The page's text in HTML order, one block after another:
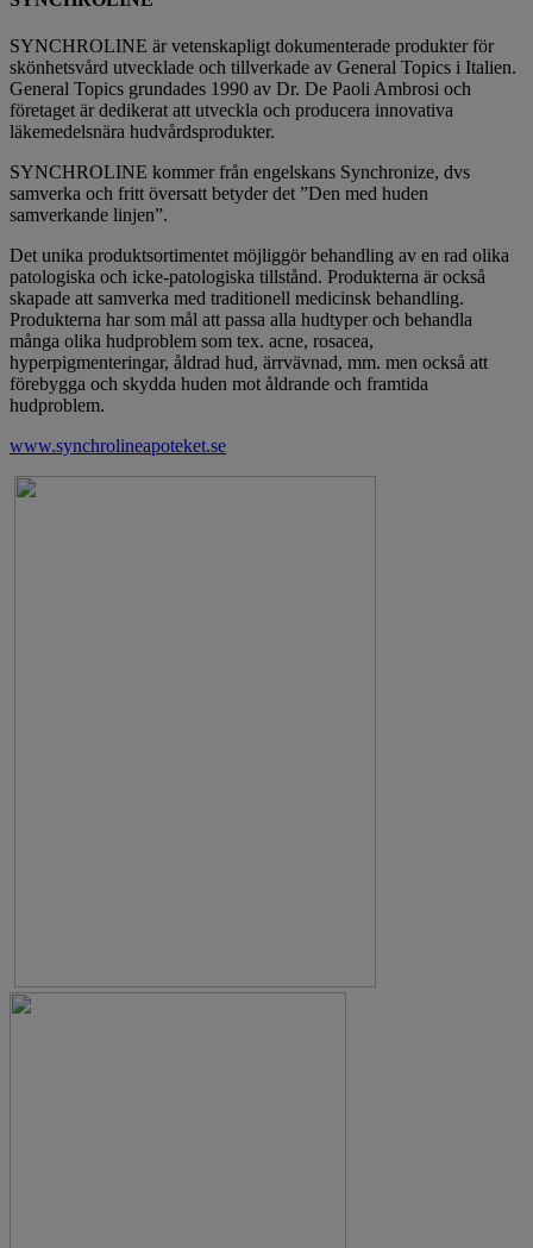
SYNCHROLINE är vetenskapligt dokumenterade produkter för
skönhetsvård utvecklade och tillverkade av General Topics i Italien.
General Topics grundades 1990 av Dr. De Paoli Ambrosi och
företaget är dedikerat att utveckla och producera innovativa
läkemedelsnära hudvårdsprodukter.
SYNCHROLINE kommer från engelskans Synchronize, dvs
samverka och fritt översatt betyder det ”Den med huden
samverkande linjen”.
Det unika produktsortimentet möjliggör behandling av en rad olika
patologiska och icke-patologiska tillstånd. Produkterna är också
skapade att samverka med traditionell medicinsk behandling.
Produkterna har som mål att passa alla hudtyper och behandla
många olika hudproblem som tex. acne, rosacea,
hyperpigmenteringar, åldrad hud, ärrvävnad, mm. men också att
förebygga och skydda huden mot åldrande och framtida
hudproblem.
www.synchrolineapoteket.se